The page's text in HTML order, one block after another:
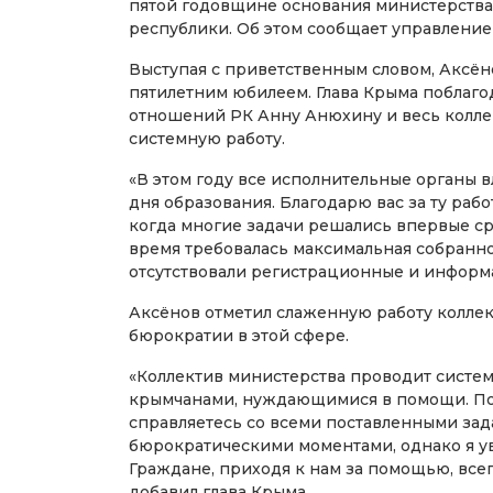
пятой годовщине основания
республики. Об этом сообщает
Выступая с приветственным словом,
пятилетним юбилеем. Глава Крыма
отношений РК Анну Анюхину и весь
системную работу.
«В этом году все исполнительные органы
дня образования. Благодарю вас за ту
когда многие задачи решались впервые
время требовалась максимальная
отсутствовали регистрационные и
Аксёнов отметил слаженную работу
бюрократии в этой сфере.
«Коллектив министерства проводит
крымчанами, нуждающимися в помощи.
справляетесь со всеми поставленными
бюрократическими моментами, однако я
Граждане, приходя к нам за помощью,